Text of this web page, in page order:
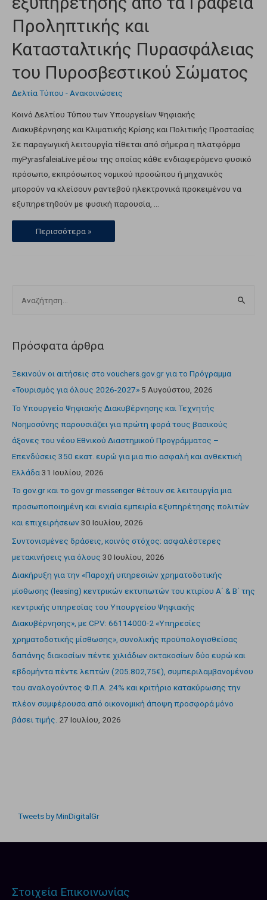
Προληπτικής και
Κατασταλτικής Πυρασφάλειας
του Πυροσβεστικού Σώματος
Δελτία Τύπου - Ανακοινώσεις
Κοινό Δελτίου Τύπου των Υπουργείων Ψηφιακής
Διακυβέρνησης και Κλιματικής Κρίσης και Πολιτικής Προστασίας
Σε παραγωγική λειτουργία τίθεται από σήμερα η πλατφόρμα
myPyrasfaleiaLive μέσω της οποίας κάθε ενδιαφερόμενο φυσικό
πρόσωπο, εκπρόσωπος νομικού προσώπου ή μηχανικός
μπορούν να κλείσουν ραντεβού ηλεκτρονικά προκειμένου να
εξυπηρετηθούν με φυσική παρουσία, …
Περισσότερα »
Πρόσφατα άρθρα
Ξεκινούν οι αιτήσεις στο vouchers.gov.gr για το Πρόγραμμα
«Τουρισμός για όλους 2026-2027» 5 Αυγούστου, 2026
Το Υπουργείο Ψηφιακής Διακυβέρνησης και Τεχνητής
Νοημοσύνης παρουσιάζει για πρώτη φορά τους βασικούς
άξονες του νέου Εθνικού Διαστημικού Προγράμματος –
Επενδύσεις 350 εκατ. ευρώ για μια πιο ασφαλή και ανθεκτική
Ελλάδα 31 Ιουλίου, 2026
Το gov.gr και το gov.gr messenger θέτουν σε λειτουργία μια
προσωποποιημένη και ενιαία εμπειρία εξυπηρέτησης πολιτών
και επιχειρήσεων30 Ιουλίου, 2026
Συντονισμένες δράσεις, κοινός στόχος: ασφαλέστερες
μετακινήσεις για όλους 30 Ιουλίου, 2026
Διακήρυξη για την «Παροχή υπηρεσιών χρηματοδοτικής
μίσθωσης (leasing) κεντρικών εκτυπωτών του κτιρίου Α΄ & Β΄ της
κεντρικής υπηρεσίας του Υπουργείου Ψηφιακής
Διακυβέρνησης», με CPV: 66114000-2 «Υπηρεσίες
χρηματοδοτικής μίσθωσης», συνολικής προϋπολογισθείσας
δαπάνης διακοσίων πέντε χιλιάδων οκτακοσίων δύο ευρώ και
εβδομήντα πέντε λεπτών (205.802,75€), συμπεριλαμβανομένου
του αναλογούντος Φ.Π.Α. 24% και κριτήριο κατακύρωσης την
πλέον συμφέρουσα από οικονομική άποψη προσφορά μόνο
βάσει τιμής. 27 Ιουλίου, 2026
Tweets by MinDigitalGr
Στοιχεία Επικοινωνίας